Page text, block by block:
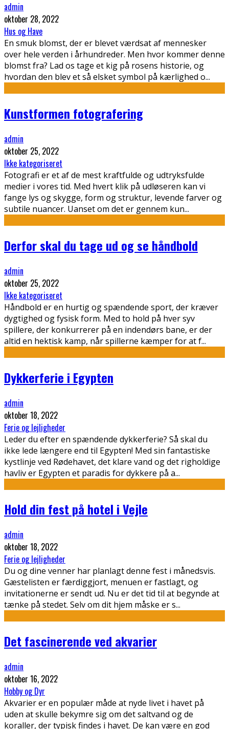
admin
oktober 28, 2022
Hus og Have
En smuk blomst, der er blevet værdsat af mennesker
over hele verden i århundreder. Men hvor kommer denne
blomst fra? Lad os tage et kig på rosens historie, og
hvordan den blev et så elsket symbol på kærlighed o...
Kunstformen fotografering
admin
oktober 25, 2022
Ikke kategoriseret
Fotografi er et af de mest kraftfulde og udtryksfulde
medier i vores tid. Med hvert klik på udløseren kan vi
fange lys og skygge, form og struktur, levende farver og
subtile nuancer. Uanset om det er gennem kun...
Derfor skal du tage ud og se håndbold
admin
oktober 25, 2022
Ikke kategoriseret
Håndbold er en hurtig og spændende sport, der kræver
dygtighed og fysisk form. Med to hold på hver syv
spillere, der konkurrerer på en indendørs bane, er der
altid en hektisk kamp, når spillerne kæmper for at f...
Dykkerferie i Egypten
admin
oktober 18, 2022
Ferie og lejligheder
Leder du efter en spændende dykkerferie? Så skal du
ikke lede længere end til Egypten! Med sin fantastiske
kystlinje ved Rødehavet, det klare vand og det righoldige
havliv er Egypten et paradis for dykkere på a...
Hold din fest på hotel i Vejle
admin
oktober 18, 2022
Ferie og lejligheder
Du og dine venner har planlagt denne fest i månedsvis.
Gæstelisten er færdiggjort, menuen er fastlagt, og
invitationerne er sendt ud. Nu er det tid til at begynde at
tænke på stedet. Selv om dit hjem måske er s...
Det fascinerende ved akvarier
admin
oktober 16, 2022
Hobby og Dyr
Akvarier er en populær måde at nyde livet i havet på
uden at skulle bekymre sig om det saltvand og de
koraller, der typisk findes i havet. De kan være en god